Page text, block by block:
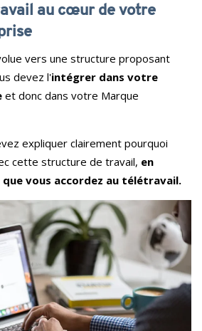
au cœur de votre
vers une structure proposant
devez l'intégrer dans votre
et donc dans votre Marque
expliquer clairement pourquoi
cette structure de travail, en
vous accordez au télétravail.